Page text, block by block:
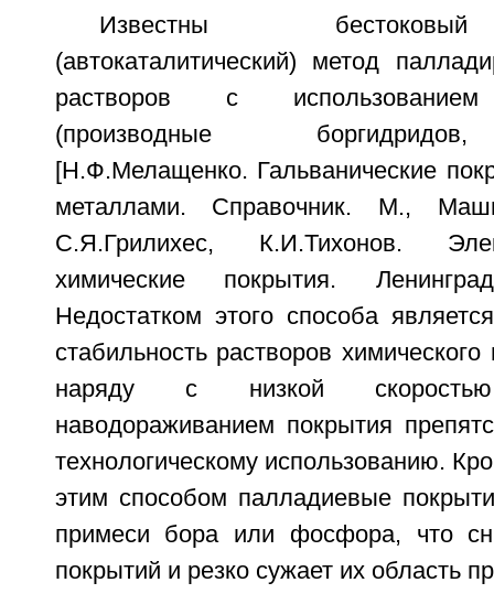
Известны
(автокаталитический) метод
растворов с использованием
(производные
[Н.Ф.Мелащенко. Гальванические
металлами. Справочник. М.,
С.Я.Грилихес, К.И.Тихонов.
химические покрытия.
Недостатком этого способа
стабильность растворов
наряду с низкой
наводораживанием покрытия
технологическому использованию.
этим способом палладиевые
примеси бора или фосфора, что
покрытий и резко сужает их область